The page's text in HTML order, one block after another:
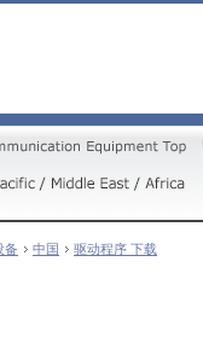
备 中国 驱动程序 下载